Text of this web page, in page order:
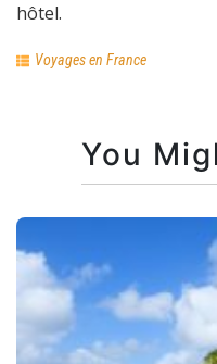
hôtel.
Voyages en France
You